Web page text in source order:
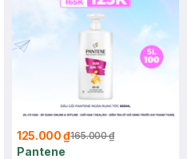
125.000 ₫165.000 ₫
Pantene